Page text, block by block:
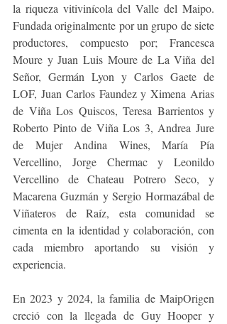
la riqueza vitivinícola del Valle del Maipo.
Fundada originalmente por un grupo de siete
productores, compuesto por; Francesca
Moure y Juan Luis Moure de La Viña del
Señor, Germán Lyon y Carlos Gaete de
LOF, Juan Carlos Faundez y Ximena Arias
de Viña Los Quiscos, Teresa Barrientos y
Roberto Pinto de Viña Los 3, Andrea Jure
de Mujer Andina Wines, María Pía
Vercellino, Jorge Chermac y Leonildo
Vercellino de Chateau Potrero Seco, y
Macarena Guzmán y Sergio Hormazábal de
Viñateros de Raíz, esta comunidad se
cimenta en la identidad y colaboración, con
cada miembro aportando su visión y
experiencia.
En 2023 y 2024, la familia de MaipOrigen
creció con la llegada de Guy Hooper y